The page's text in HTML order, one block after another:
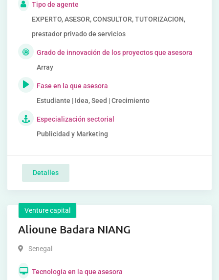
Tipo de agente
EXPERTO, ASESOR, CONSULTOR, TUTORIZACION,
prestador privado de servicios
Grado de innovación de los proyectos que asesora
Array
Fase en la que asesora
Estudiante | Idea, Seed | Crecimiento
Especialización sectorial
Publicidad y Marketing
Detalles
Venture capital
Alioune Badara NIANG
Senegal
Tecnología en la que asesora